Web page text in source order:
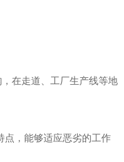
在走道、工厂生产线等地
，能够适应恶劣的工作